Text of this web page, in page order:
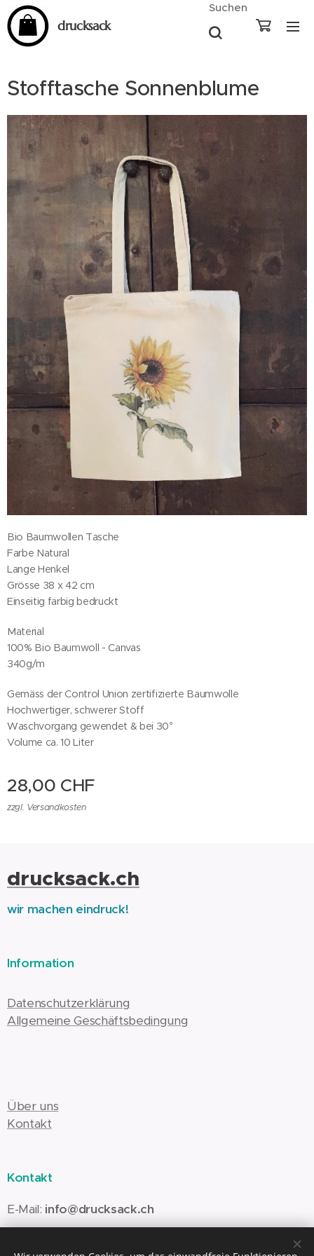
drucksack
Suchen
Stofftasche Sonnenblume
Bio Baumwollen Tasche
Farbe Natural
Lange Henkel
Grösse 38 x 42 cm
Einseitig farbig bedruckt
Material
100% Bio Baumwoll - Canvas
340g/m
Gemäss der Control Union zertifizierte Baumwolle
Hochwertiger, schwerer Stoff
Waschvorgang gewendet & bei 30°
Volume ca. 10 Liter
28,00 CHF
zzgl. Versandkosten
drucksack.ch
wir machen eindruck!
Information
Datenschutzerklärung
Allgemeine Geschäftsbedingung
Über uns
Kontakt
Kontakt
E-Mail: info@drucksack.ch